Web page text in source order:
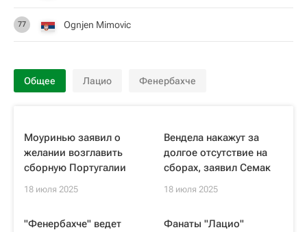
77 Ognjen Mimovic
Общее Лацио Фенербахче
Моуринью заявил о
желании возглавить
сборную Португалии
18 июля 2025
Вендела накажут за
долгое отсутствие на
сборах, заявил Семак
18 июля 2025
"Фенербахче" ведет
Фанаты "Лацио"